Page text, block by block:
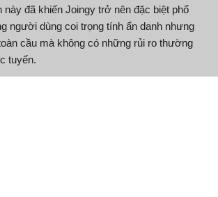
này đã khiến Joingy trở nên đặc biệt phổ
người dùng coi trọng tính ẩn danh nhưng
cầu mà không có những rủi ro thường
tuyến.